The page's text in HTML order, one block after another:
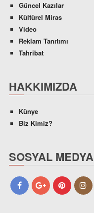
Güncel Kazılar
Kültürel Miras
Video
Reklam Tanıtımı
Tahribat
HAKKIMIZDA
Künye
Biz Kimiz?
SOSYAL MEDYA